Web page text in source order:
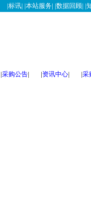
|标讯| |本站服务| |数据回顾| |
|采购公告| |资讯中心| |采